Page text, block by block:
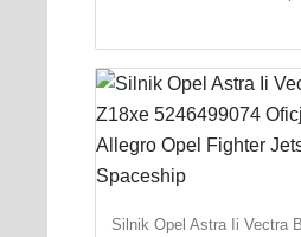
Silnik Opel Astra Ii Vectra